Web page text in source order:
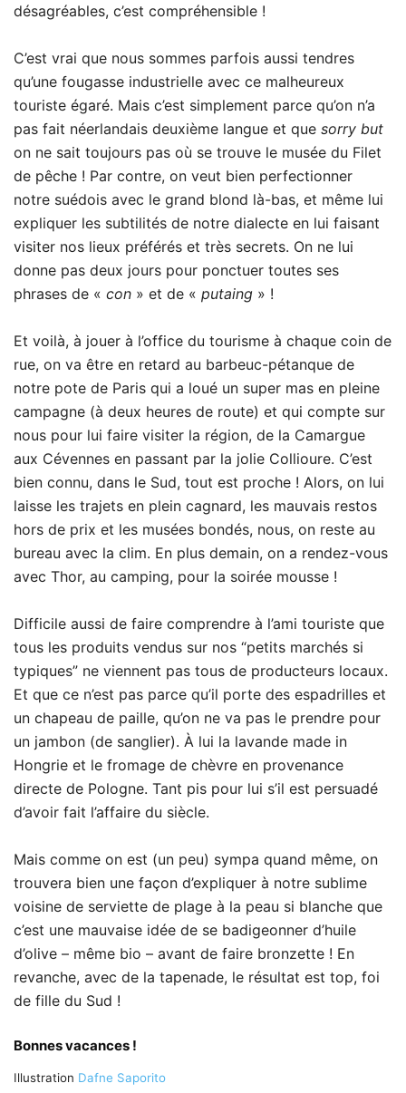
désagréables, c’est compréhensible !
C’est vrai que nous sommes parfois aussi tendres
qu’une fougasse industrielle avec ce malheureux
touriste égaré. Mais c’est simplement parce qu’on n’a
pas fait néerlandais deuxième langue et que sorry but
on ne sait toujours pas où se trouve le musée du Filet
de pêche ! Par contre, on veut bien perfectionner
notre suédois avec le grand blond là-bas, et même lui
expliquer les subtilités de notre dialecte en lui faisant
visiter nos lieux préférés et très secrets. On ne lui
donne pas deux jours pour ponctuer toutes ses
phrases de « con » et de « putaing » !
Et voilà, à jouer à l’office du tourisme à chaque coin de
rue, on va être en retard au barbeuc-pétanque de
notre pote de Paris qui a loué un super mas en pleine
campagne (à deux heures de route) et qui compte sur
nous pour lui faire visiter la région, de la Camargue
aux Cévennes en passant par la jolie Collioure. C’est
bien connu, dans le Sud, tout est proche ! Alors, on lui
laisse les trajets en plein cagnard, les mauvais restos
hors de prix et les musées bondés, nous, on reste au
bureau avec la clim. En plus demain, on a rendez-vous
avec Thor, au camping, pour la soirée mousse !
Difficile aussi de faire comprendre à l’ami touriste que
tous les produits vendus sur nos “petits marchés si
typiques” ne viennent pas tous de producteurs locaux.
Et que ce n’est pas parce qu’il porte des espadrilles et
un chapeau de paille, qu’on ne va pas le prendre pour
un jambon (de sanglier). À lui la lavande made in
Hongrie et le fromage de chèvre en provenance
directe de Pologne. Tant pis pour lui s’il est persuadé
d’avoir fait l’affaire du siècle.
Mais comme on est (un peu) sympa quand même, on
trouvera bien une façon d’expliquer à notre sublime
voisine de serviette de plage à la peau si blanche que
c’est une mauvaise idée de se badigeonner d’huile
d’olive – même bio – avant de faire bronzette ! En
revanche, avec de la tapenade, le résultat est top, foi
de fille du Sud !
Bonnes vacances !
Illustration Dafne Saporito